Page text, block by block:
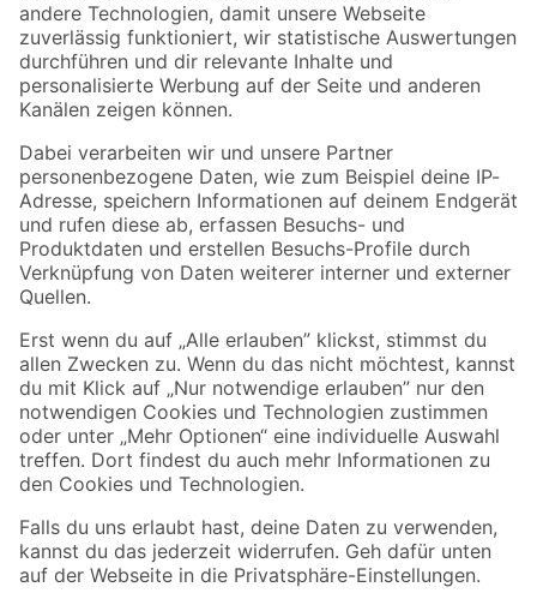
Zur Newsletter Anmeldung
Folge uns
Zahlungsarten Versandarten
Sicher einkaufen
Jetzt die toom-App herunterladen
Alle Preisangaben in EUR inkl. gesetzl. MwSt.. Die dargestellten Angebote sind unter
Umständen nicht in allen Märkten verfügbar. Die angegebenen Verfügbarkeiten beziehen